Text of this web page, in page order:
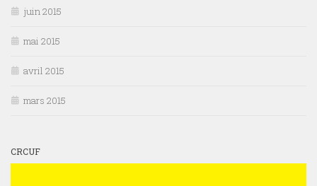
juin 2015
mai 2015
avril 2015
mars 2015
CRCUF